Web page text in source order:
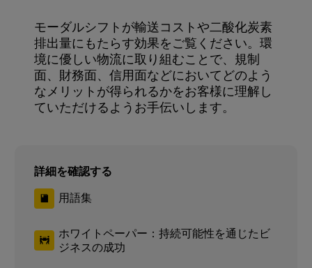
モーダルシフトが輸送コストや二酸化炭素
排出量にもたらす効果をご覧ください。環
境に優しい物流に取り組むことで、規制
面、財務面、信用面などにおいてどのよう
なメリットが得られるかをお客様に理解し
ていただけるようお手伝いします。
詳細を確認する
用語集
ホワイトペーパー：持続可能性を通じたビ
ジネスの成功